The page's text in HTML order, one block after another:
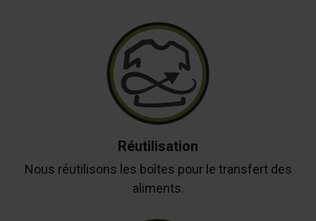
Réutilisation
Nous réutilisons les boîtes pour le transfert des
aliments.